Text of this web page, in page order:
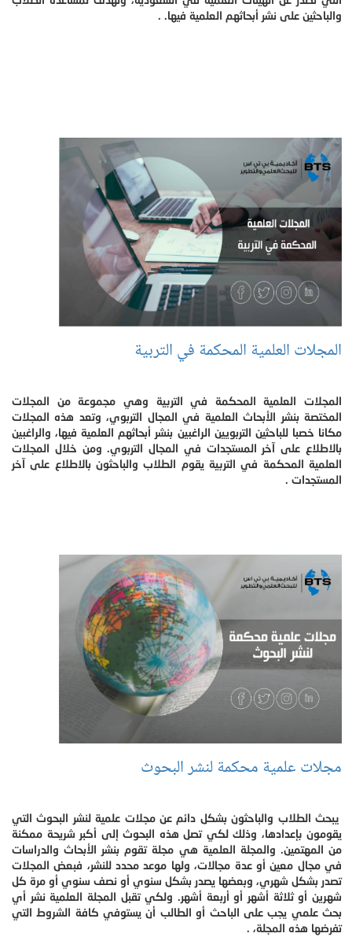
والباحثين على نشر أبحاثهم العلمية فيها. .
المجلات العلمية المحكمة في التربية
المجلات العلمية المحكمة في التربية وهي مجموعة من المجلات
المختصة بنشر الأبحاث العلمية في المجال التربوي، وتعد هذه المجلات
مكانا خصبا للباحثين التربويين الراغبين بنشر أبحاثهم العلمية فيها، والراغبين
بالاطلاع على آخر المستجدات في المجال التربوي. ومن خلال المجلات
العلمية المحكمة في التربية يقوم الطلاب والباحثون بالاطلاع على آخر
المستجدات .
مجلات علمية محكمة لنشر البحوث
يبحث الطلاب والباحثون بشكل دائم عن مجلات علمية لنشر البحوث التي
يقومون بإعدادها، وذلك لكي تصل هذه البحوث إلى أكبر شريحة ممكنة
من المهتمين. والمجلة العلمية هي مجلة تقوم بنشر الأبحاث والدراسات
في مجال معين أو عدة مجالات، ولها موعد محدد للنشر، فبعض المجلات
تصدر بشكل شهري، وبعضها يصدر بشكل سنوي أو نصف سنوي أو مرة كل
شهرين أو ثلاثة أشهر أو أربعة أشهر. ولكي تقبل المجلة العلمية نشر أي
بحث علمي يجب على الباحث أو الطالب أن يستوفي كافة الشروط التي
تفرضها هذه المجلة، .